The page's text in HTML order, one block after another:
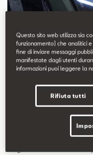
Nuovi fari Full LED
Questo sito web utilizza sia
funzionamento) che analitici
fine di inviare messaggi
manifestate dagli utenti
informazioni puoi leggere la
Rifiuta tutti